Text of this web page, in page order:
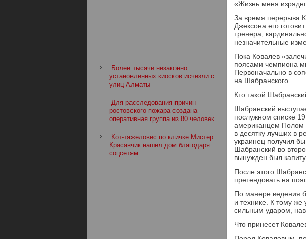
Более тысячи незаконно
установленных киосков исчезли с
улиц Алматы
Для расследования причин
ростовского пожара создана
оперативная группа из 80 человек
Кот-тяжеловес по кличке Мистер
Красавчик нашел дом благодаря
соцсетям
«Жизнь меня
За время перерыва
Джексона его
тренера,
незначительные
Пока Ковалев
поясами чемпиона
Первоначально в
на Шабранского.
Кто такой
Шабранский
послужном списке
американцем Полом
в десятку лучших в
украинец получил
Шабранский во
вынужден был
После этого
претендовать на
По манере ведения
и технике. К тому
сильным ударом,
Что принесет